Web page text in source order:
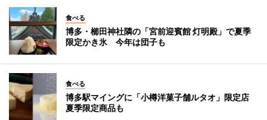
食べる
博多・櫛田神社隣の「宮前迎賓館 灯明殿」で夏季
限定かき氷 今年は団子も
食べる
博多駅マイングに「小樽洋菓子舗ルタオ」限定店
夏季限定商品も